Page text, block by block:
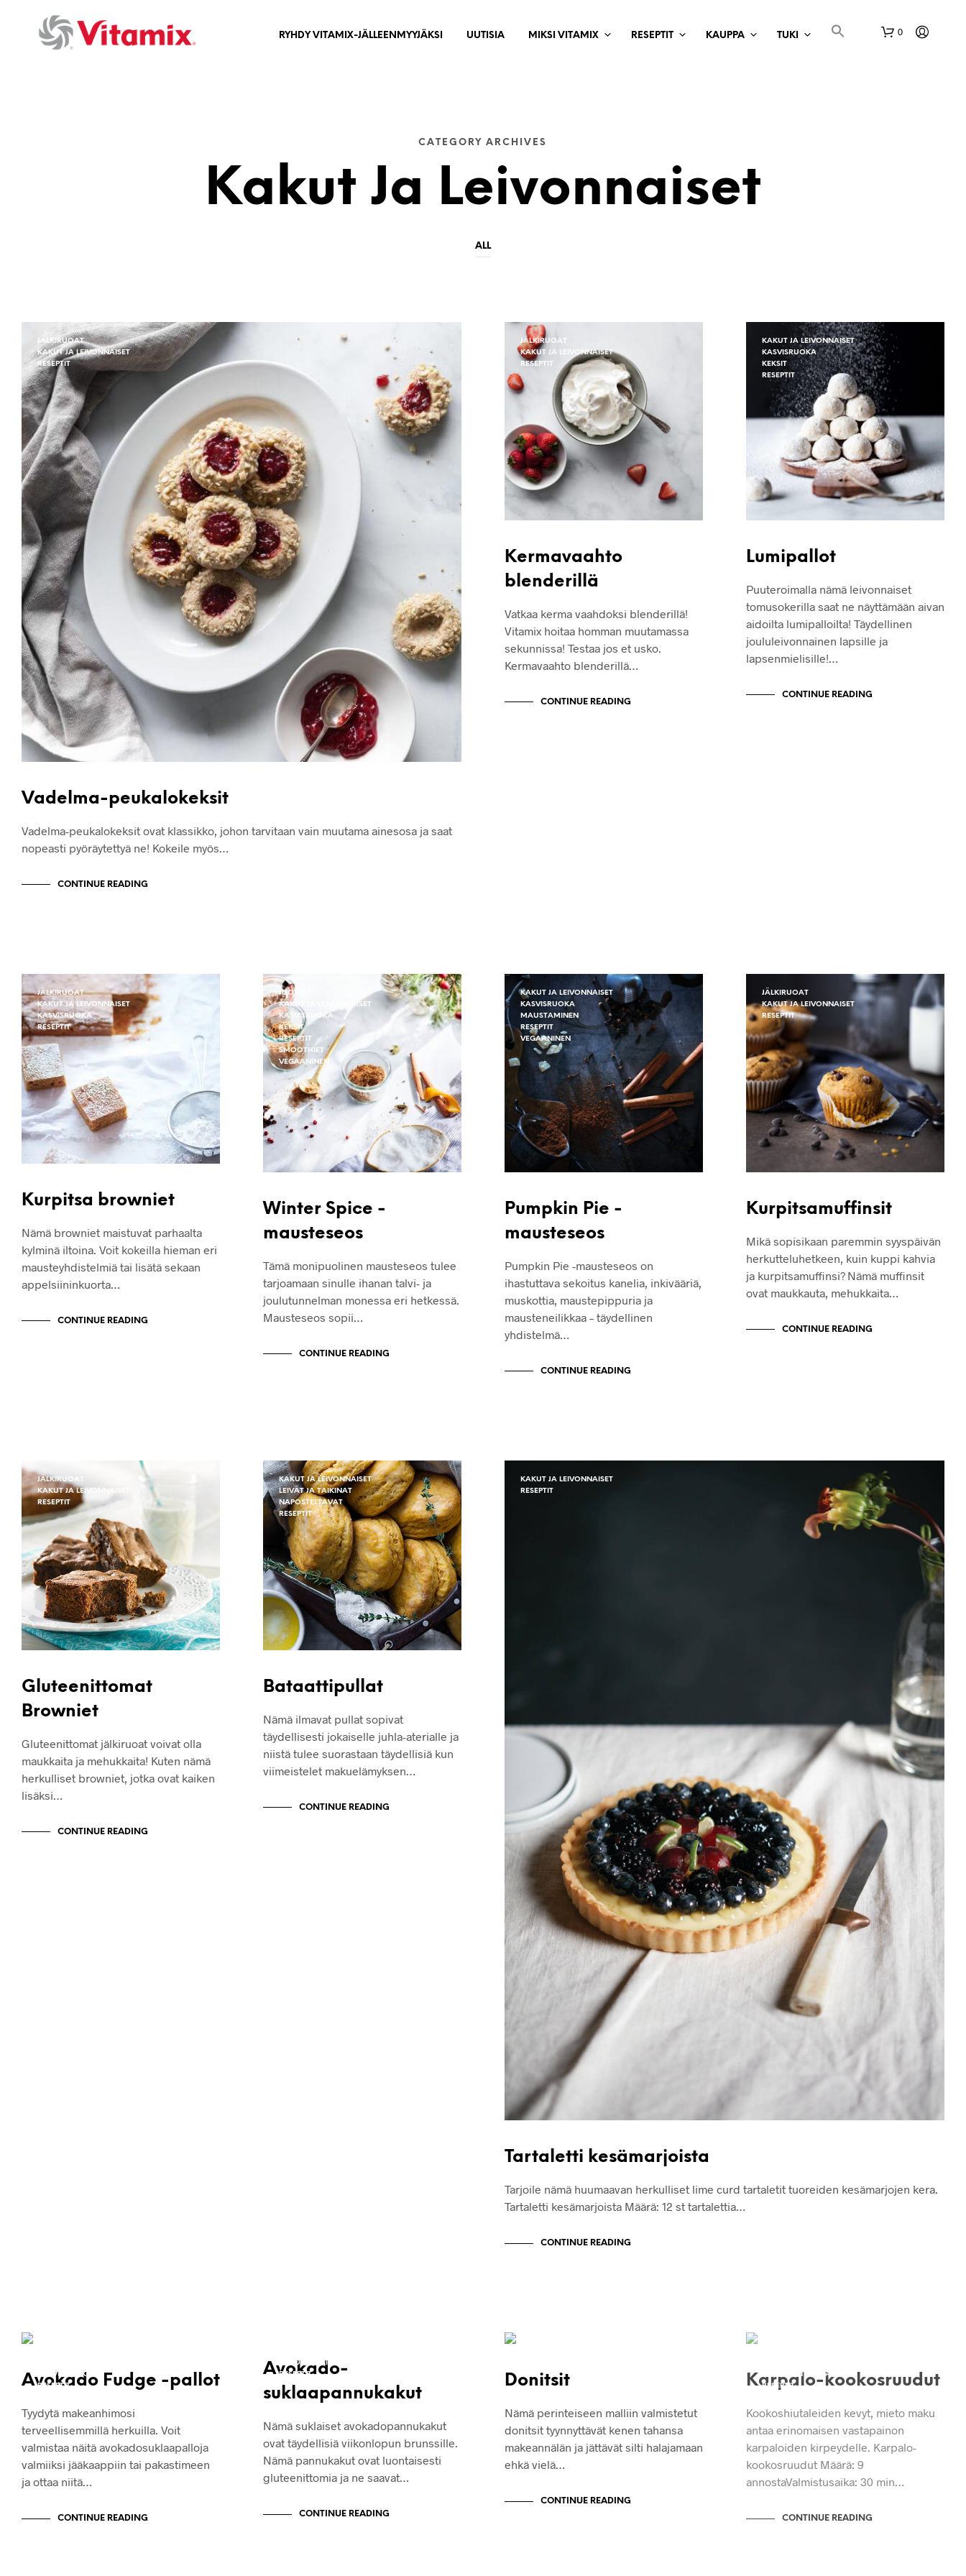
RYHDY VITAMIX-JÄLLEENMYYJÄKSI UUTISIA MIKSI VITAMIX RESEPTIT KAUPPA TUKI 0
CATEGORY ARCHIVES
Kakut Ja Leivonnaiset
ALL
JÄLKIRUOAT
KAKUT JA LEIVONNAISET
RESEPTIT
Vadelma-peukalokeksit
Vadelma-peukalokeksit ovat klassikko, johon tarvitaan vain muutama ainesosa ja saat
nopeasti pyöräytettyä ne! Kokeile myös…
CONTINUE READING
JÄLKIRUOAT
KAKUT JA LEIVONNAISET
RESEPTIT
Kermavaahto
blenderillä
Vatkaa kerma vaahdoksi blenderillä!
Vitamix hoitaa homman muutamassa
sekunnissa! Testaa jos et usko.
Kermavaahto blenderillä…
CONTINUE READING
KAKUT JA LEIVONNAISET
KASVISRUOKA
KEKSIT
RESEPTIT
Lumipallot
Puuteroimalla nämä leivonnaiset
tomusokerilla saat ne näyttämään aivan
aidoilta lumipalloilta! Täydellinen
joululeivonnainen lapsille ja
lapsenmielisille!…
CONTINUE READING
JÄLKIRUOAT
KAKUT JA LEIVONNAISET
KASVISRUOKA
RESEPTIT
Kurpitsa browniet
Nämä browniet maistuvat parhaalta
kylminä iltoina. Voit kokeilla hieman eri
mausteyhdistelmiä tai lisätä sekaan
appelsiininkuorta…
CONTINUE READING
JUOMAT
KAKUT JA LEIVONNAISET
KASVISRUOKA
KEKSIT
RESEPTIT
SMOOTHIET
VEGAANINEN
Winter Spice -
mausteseos
Tämä monipuolinen mausteseos tulee
tarjoamaan sinulle ihanan talvi- ja
joulutunnelman monessa eri hetkessä.
Mausteseos sopii…
CONTINUE READING
KAKUT JA LEIVONNAISET
KASVISRUOKA
MAUSTAMINEN
RESEPTIT
VEGAANINEN
Pumpkin Pie -
mausteseos
Pumpkin Pie -mausteseos on
ihastuttava sekoitus kanelia, inkivääriä,
muskottia, maustepippuria ja
mausteneilikkaa – täydellinen
yhdistelmä…
CONTINUE READING
JÄLKIRUOAT
KAKUT JA LEIVONNAISET
RESEPTIT
Kurpitsamuffinsit
Mikä sopisikaan paremmin syyspäivän
herkutteluhetkeen, kuin kuppi kahvia
ja kurpitsamuffinsi? Nämä muffinsit
ovat maukkauta, mehukkaita…
CONTINUE READING
JÄLKIRUOAT
KAKUT JA LEIVONNAISET
RESEPTIT
Gluteenittomat
Browniet
Gluteenittomat jälkiruoat voivat olla
maukkaita ja mehukkaita! Kuten nämä
herkulliset browniet, jotka ovat kaiken
lisäksi…
CONTINUE READING
KAKUT JA LEIVONNAISET
LEIVÄT JA TAIKINAT
NAPOSTELTAVAT
RESEPTIT
Bataattipullat
Nämä ilmavat pullat sopivat
täydellisesti jokaiselle juhla-aterialle ja
niistä tulee suorastaan täydellisiä kun
viimeistelet makuelämyksen…
CONTINUE READING
KAKUT JA LEIVONNAISET
RESEPTIT
Tartaletti kesämarjoista
Tarjoile nämä huumaavan herkulliset lime curd tartaletit tuoreiden kesämarjojen kera.
Tartaletti kesämarjoista Määrä: 12 st tartalettia…
CONTINUE READING
KASVISRUOKA
RESEPTIT
Avokado Fudge -pallot
Tyydytä makeanhimosi
terveellisemmillä herkuilla. Voit
valmistaa näitä avokadosuklaapalloja
valmiiksi jääkaappiin tai pakastimeen
ja ottaa niitä…
CONTINUE READING
KAKUT JA LEIVONNAISET
RESEPTIT
Avokado-
suklaapannukakut
Nämä suklaiset avokadopannukakut
ovat täydellisiä viikonlopun brunssille.
Nämä pannukakut ovat luontaisesti
gluteenittomia ja ne saavat…
CONTINUE READING
Donitsit
Nämä perinteiseen malliin valmistetut
donitsit tyynnyttävät kenen tahansa
makeannälän ja jättävät silti halajamaan
ehkä vielä…
CONTINUE READING
LEIVÄT JA TAIKINAT
RESEPTIT
Karpalo-kookosruudut
Kookoshiutaleiden kevyt, mieto maku
antaa erinomaisen vastapainon
karpaloiden kirpeydelle. Karpalo-
kookosruudut Määrä: 9
annostaValmistusaika: 30 min…
CONTINUE READING